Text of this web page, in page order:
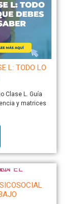
L: TODO LO
Clase L. Guía
y matrices